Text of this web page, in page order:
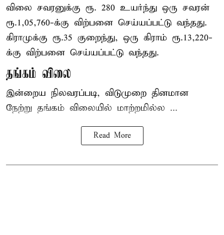
விலை சவரனுக்கு ரூ. 280 உயர்ந்து ஒரு சவரன்
ரூ.1,05,760-க்கு விற்பனை செய்யப்பட்டு வந்தது.
கிராமுக்கு ரூ.35 குறைந்து, ஒரு கிராம் ரூ.13,220-
க்கு விற்பனை செய்யப்பட்டு வந்தது.
தங்கம் விலை
இன்றைய நிலவரப்படி, விடுமுறை தினமான
நேற்று தங்கம் விலையில் மாற்றமில்ல ...
Read More